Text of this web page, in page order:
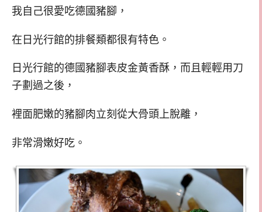
我自己很愛吃德國豬腳，
在日光行館的排餐類都很有特色。
日光行館的德國豬腳表皮金黃香酥，而且輕輕用刀
子劃過之後，
裡面肥嫩的豬腳肉立刻從大骨頭上脫離，
非常滑嫩好吃。